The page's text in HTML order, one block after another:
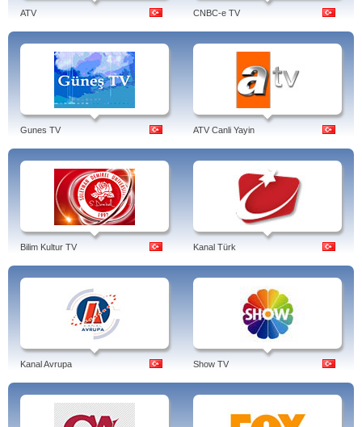
ATV CNBC-e TV
Gunes TV ATV Canli Yayin
Bilim Kultur TV Kanal Türk
Kanal Avrupa Show TV